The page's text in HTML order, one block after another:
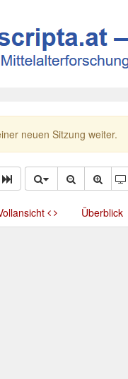
neuen Sitzung weiter.
Überblick